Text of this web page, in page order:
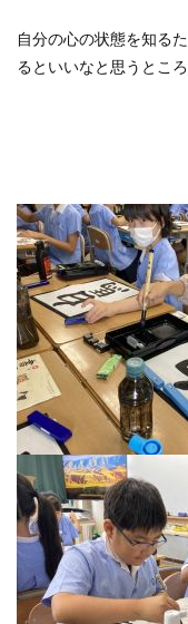
自分の心の状態を知る
るといいなと思うところ